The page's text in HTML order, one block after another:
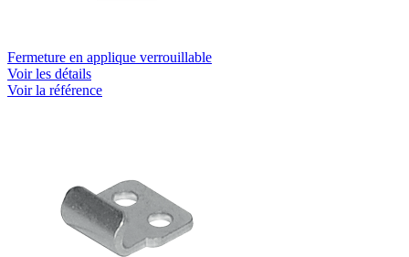
Fermeture en applique verrouillable
Voir les détails
Voir la référence